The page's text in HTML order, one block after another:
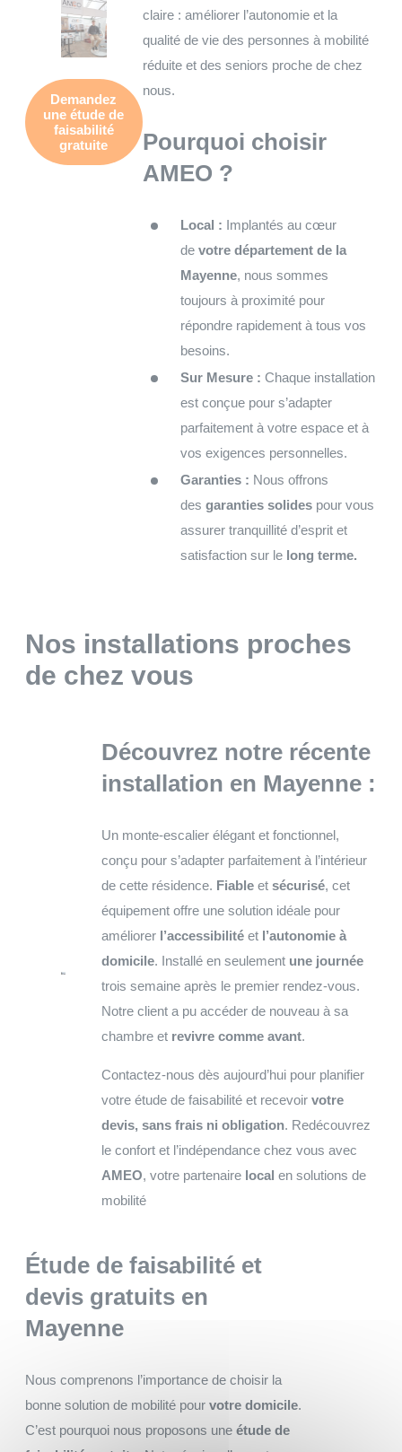
Demandez
uneétude de
faisabilité
gratuite
claire : améliorer l’autonomie et la
qualité de vie des personnes à mobilité
réduite et des seniors proche de chez
nous.
Pourquoi choisir
AMEO ?
Local : Implantés au cœur
de votre département de la
Mayenne, nous sommes
toujours à proximité pour
répondre rapidement à tous vos
besoins.
Sur Mesure : Chaque installation
est conçue pour s’adapter
parfaitement à votre espace et à
vos exigences personnelles.
Garanties : Nous offrons
des garanties solidespour vous
assurer tranquillité d’esprit et
satisfaction sur le long terme.
Nos installations proches
de chez vous
Découvrez notre récente
installation en Mayenne :
Un monte-escalier élégant et fonctionnel,
conçu pour s’adapter parfaitement à l’intérieur
de cette résidence. Fiable etsécurisé, cet
équipement offre une solution idéale pour
améliorer l’accessibilité et l’autonomie à
domicile. Installé en seulement une journée
trois semaine après le premier rendez-vous.
Notre client a pu accéder de nouveau à sa
chambre et revivre comme avant.
Contactez-nous dès aujourd’hui pour planifier
votre étude de faisabilité et recevoirvotre
devis, sans frais ni obligation. Redécouvrez
le confort et l’indépendance chez vous avec
AMEO, votre partenaire local en solutions de
mobilité
Étude de faisabilité et
devis gratuits en
Mayenne
Nous comprenons l’importance de choisir la
bonne solution de mobilité pour votre domicile.
C’est pourquoi nous proposons une étude de